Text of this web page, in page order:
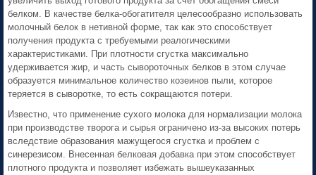
белком. В качестве белка-обогатителя целесообразно использовать
молочный белок в нетивной форме, так как это способствует
получения продукта с требуемыми реалогическими
характеристиками. При плотности сгустка максимально
удерживается жир, и часть сывороточных белков в этом случае
образуется минимальное количество козеинов пыли, которое
теряется в сыворотке, то есть сокращаются потери.
Известно, что применение сухого молока для нормализации молока
при производстве творога и сырья ограничено из-за высоких потерь
вследствие образования мажущегося сгустка и проблем с
синерезисом. Внесенная белковая добавка при этом способствует
плотного продукта и позволяет избежать вышеуказанных